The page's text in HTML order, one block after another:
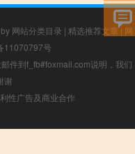
网站分类目录 | 精选推荐文章| 网
11070797号
件到f_fb#foxmail.com说明，我们
谢
性广告及商业合作